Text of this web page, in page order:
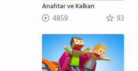
Anahtar ve Kalkan
4859 93